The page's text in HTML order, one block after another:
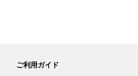
ご利用ガイド